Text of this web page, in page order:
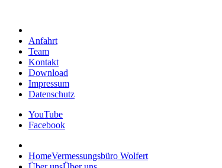
Anfahrt
Team
Kontakt
Download
Impressum
Datenschutz
YouTube
Facebook
HomeVermessungsbüro Wolfert